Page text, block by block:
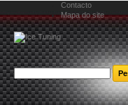
Contacto
Mapa do site